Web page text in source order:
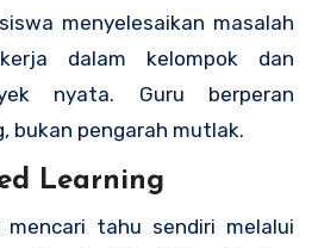
menyelesaikan masalah
dalam kelompok dan
nyata. Guru berperan
bukan pengarah mutlak.
Learning
tahu sendiri melalui